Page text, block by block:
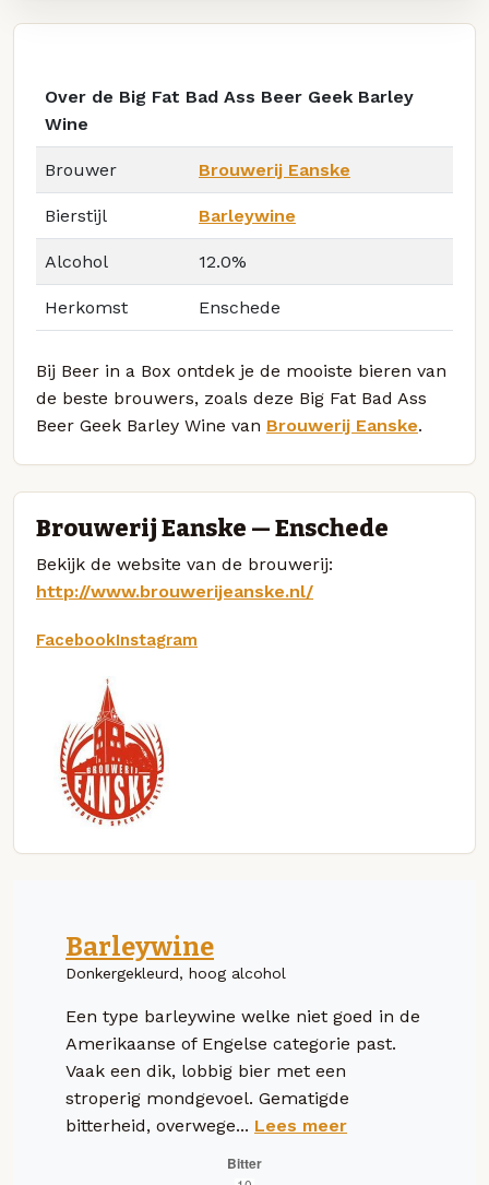
Over de Big Fat Bad Ass Beer Geek Barley
Wine
Brouwer Brouwerij Eanske
Bierstijl Barleywine
Alcohol 12.0%
Herkomst Enschede
Bij Beer in a Box ontdek je de mooiste bieren van
de beste brouwers, zoals deze Big Fat Bad Ass
Beer Geek Barley Wine van Brouwerij Eanske.
Brouwerij Eanske — Enschede
Bekijk de website van de brouwerij:
http://www.brouwerijeanske.nl/
FacebookInstagram
Barleywine
Donkergekleurd, hoog alcohol
Een type barleywine welke niet goed in de
Amerikaanse of Engelse categorie past.
Vaak een dik, lobbig bier met een
stroperig mondgevoel. Gematigde
bitterheid, overwege... Lees meer